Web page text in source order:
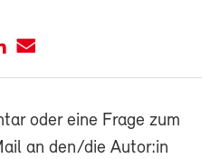
oder eine Frage zum
an den/die Autor:in